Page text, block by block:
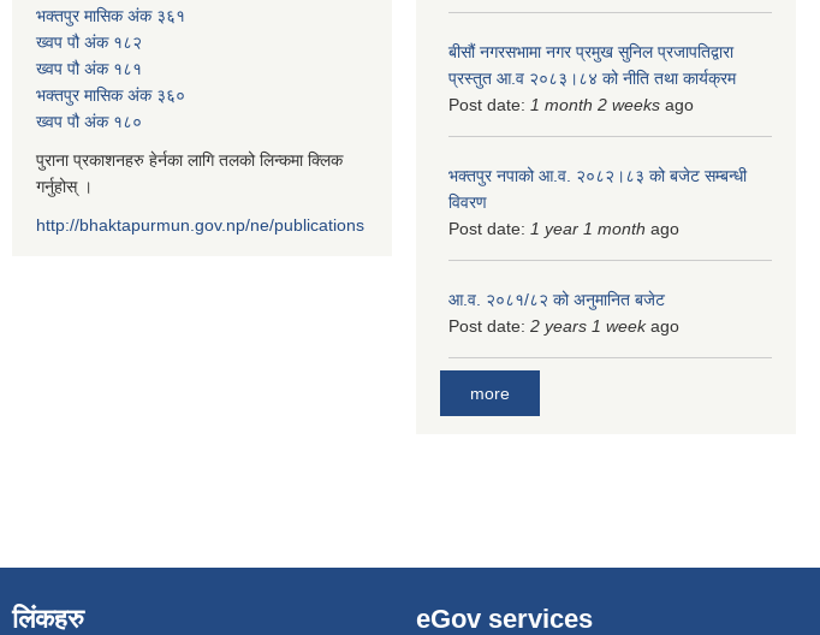
भक्तपुर मासिक अंक ३६१
ख्वप पौ अंक १८२
ख्वप पौ अंक १८१
भक्तपुर मासिक अंक ३६०
ख्वप पौ अंक १८०
पुराना प्रकाशनहरु हेर्नका लागि तलको लिन्कमा क्लिक
गर्नुहोस् ।
http://bhaktapurmun.gov.np/ne/publications
बीसौं नगरसभामा नगर प्रमुख सुनिल प्रजापतिद्वारा
प्रस्तुत आ.व‍ २०८३।८४ को नीति तथा कार्यक्रम
Post date: 1 month 2 weeks ago
भक्तपुर नपाको आ.व. २०८२।८३ को बजेट सम्बन्धी
विवरण
Post date: 1 year 1 month ago
आ.व. २०८१/८२ को अनुमानित बजेट
Post date: 2 years 1 weekago
more
लिंकहरु eGov services